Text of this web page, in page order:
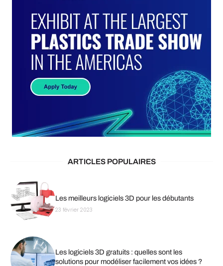
ARTICLES POPULAIRES
Les meilleurs logiciels 3D pour les débutants
23 février 2023
Les logiciels 3D gratuits : quelles sont les
solutions pour modéliser facilement vos idées ?